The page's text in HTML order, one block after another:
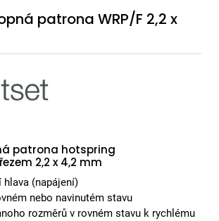
patrona WRP/F 2,2 x
patrona hotspring
2,2 x 4,2 mm
hlava (napájení)
nebo navinutém stavu
rozměrů v rovném stavu k rychlému